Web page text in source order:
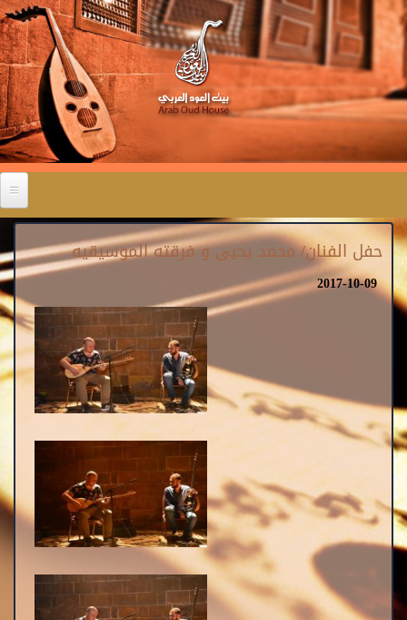
حفل الفنان/ محمد يحيى و فرقته الموسيقيه
2017-10-09